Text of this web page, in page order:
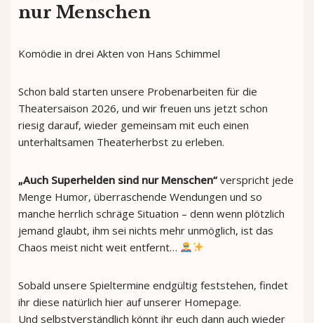
nur Menschen
Komödie in drei Akten von Hans Schimmel
Schon bald starten unsere Probenarbeiten für die
Theatersaison 2026, und wir freuen uns jetzt schon
riesig darauf, wieder gemeinsam mit euch einen
unterhaltsamen Theaterherbst zu erleben.
„Auch Superhelden sind nur Menschen“verspricht jede
Menge Humor, überraschende Wendungen und so
manche herrlich schräge Situation – denn wenn plötzlich
jemand glaubt, ihm sei nichts mehr unmöglich, ist das
Chaos meist nicht weit entfernt…
Sobald unsere Spieltermine endgültig feststehen, findet
ihr diese natürlich hier auf unserer Homepage.
Und selbstverständlich könnt ihr euch dann auch wieder